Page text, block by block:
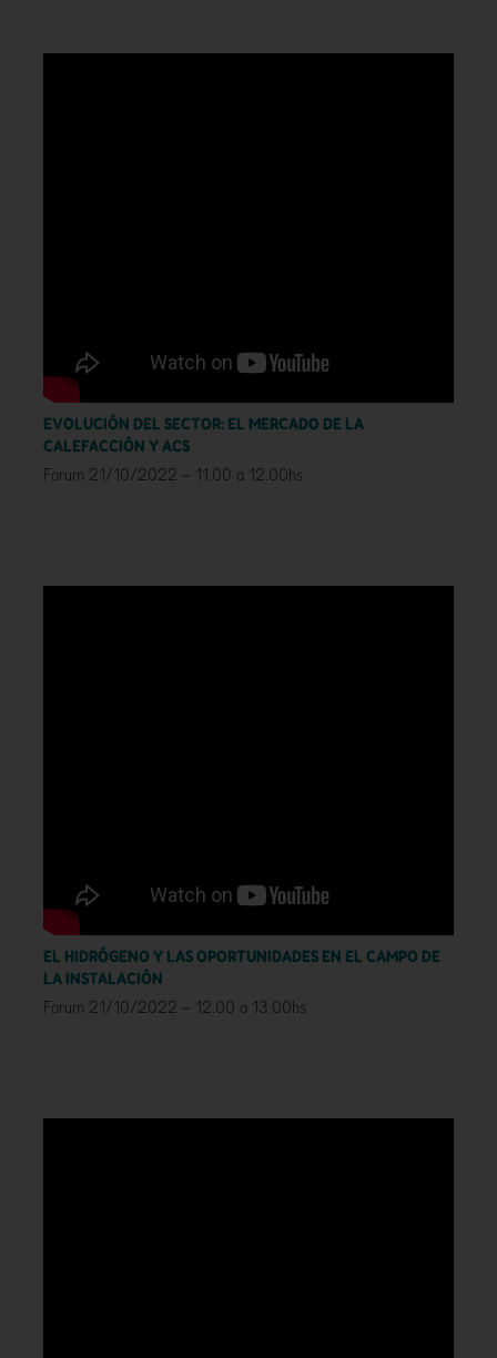
EVOLUCIÓN DEL SECTOR: EL MERCADO DE LA
CALEFACCIÓN Y ACS
Forum 21/10/2022 – 11.00 a 12.00hs
EL HIDRÓGENO Y LAS OPORTUNIDADES EN EL CAMPO DE
LA INSTALACIÓN
Forum 21/10/2022 – 12.00 a 13.00hs